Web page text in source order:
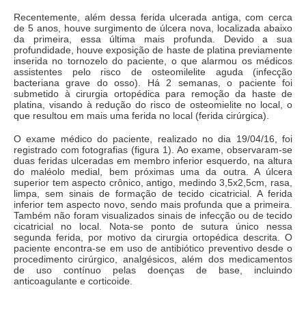
Recentemente, além dessa ferida ulcerada antiga, com cerca
de 5 anos, houve surgimento de úlcera nova, localizada abaixo
da primeira, essa última mais profunda. Devido a sua
profundidade, houve exposição de haste de platina previamente
inserida no tornozelo do paciente, o que alarmou os médicos
assistentes pelo risco de osteomilelite aguda (infecção
bacteriana grave do osso). Há 2 semanas, o paciente foi
submetido à cirurgia ortopédica para remoção da haste de
platina, visando à redução do risco de osteomielite no local, o
que resultou em mais uma ferida no local (ferida cirúrgica).
O exame médico do paciente, realizado no dia 19/04/16, foi
registrado com fotografias (figura 1). Ao exame, observaram-se
duas feridas ulceradas em membro inferior esquerdo, na altura
do maléolo medial, bem próximas uma da outra. A úlcera
superior tem aspecto crônico, antigo, medindo 3,5x2,5cm, rasa,
limpa, sem sinais de formação de tecido cicatricial. A ferida
inferior tem aspecto novo, sendo mais profunda que a primeira.
Também não foram visualizados sinais de infecção ou de tecido
cicatricial no local. Nota-se ponto de sutura único nessa
segunda ferida, por motivo da cirurgia ortopédica descrita. O
paciente encontra-se em uso de antibiótico preventivo desde o
procedimento cirúrgico, analgésicos, além dos medicamentos
de uso contínuo pelas doenças de base, incluindo
anticoagulante e corticoide.